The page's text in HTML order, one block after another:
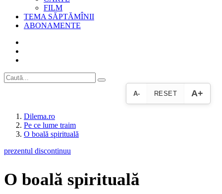
FILM
TEMA SĂPTĂMÎNII
ABONAMENTE
A- RESET A+
Dilema.ro
Pe ce lume traim
O boală spirituală
prezentul discontinuu
O boală spirituală